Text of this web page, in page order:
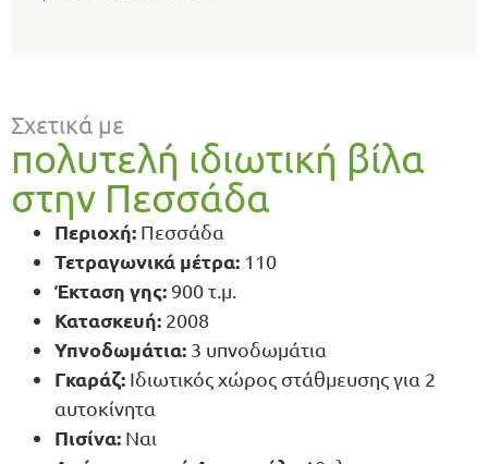
Σχετικά με
πολυτελή ιδιωτική βίλα
στην Πεσσάδα
Περιοχή: Πεσσάδα
Τετραγωνικά μέτρα: 110
Έκταση γης: 900 τ.μ.
Κατασκευή: 2008
Υπνοδωμάτια: 3 υπνοδωμάτια
Γκαράζ: Ιδιωτικός χώρος στάθμευσης για 2
αυτοκίνητα
Πισίνα: Ναι